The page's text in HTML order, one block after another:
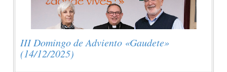
III Domingo de Adviento «Gaudete»
(14/12/2025)